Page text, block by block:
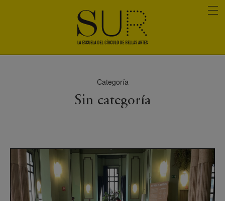
Categoría
Sin categoría